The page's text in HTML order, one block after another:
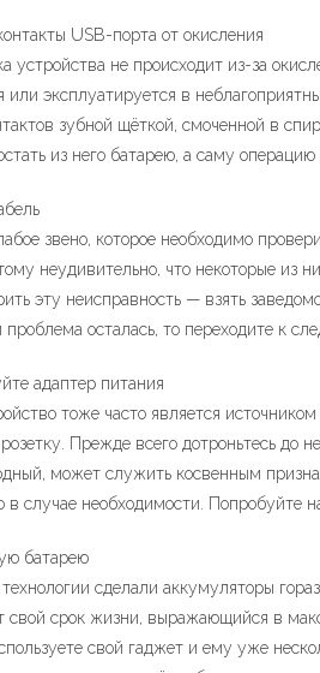
USB-порта от окисления
устройства не происходит из-за
или эксплуатируется в
зубной щёткой, смоченной в
из него батарею, а саму
звено, которое необходимо
неудивительно, что некоторые из
эту неисправность — взять
проблема осталась, то переходите к
адаптер питания
тоже часто является
Прежде всего дотроньтесь до
может служить косвенным
в случае необходимости. Попробуйте
батарею
сделали аккумуляторы
свой срок жизни, выражающийся в
свой гаджет и ему уже